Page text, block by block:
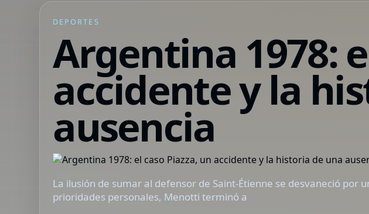
DEPORTES
Argentina 1978:
accidente y la
ausencia
La ilusión de sumar al defensor de Saint-Étienne se desvaneció
prioridades personales, Menotti terminó a